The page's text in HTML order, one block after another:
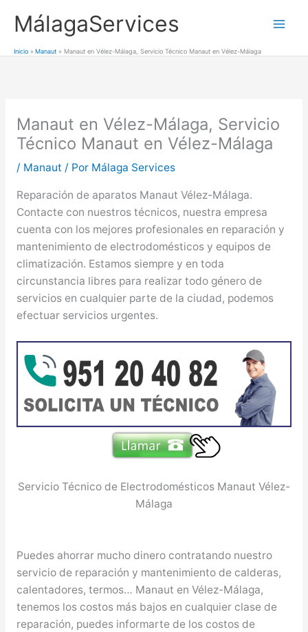
MálagaServices
Inicio Manaut Manaut en Vélez-Málaga, Servicio Técnico Manaut en Vélez-Málaga
Manaut en Vélez-Málaga, Servicio
Técnico Manaut en Vélez-Málaga
/ Manaut / Por Málaga Services
Reparación de aparatos Manaut Vélez-Málaga.
Contacte con nuestros técnicos, nuestra empresa
cuenta con los mejores profesionales en reparación y
mantenimiento de electrodomésticos y equipos de
climatización. Estamos siempre y en toda
circunstancia libres para realizar todo género de
servicios en cualquier parte de la ciudad, podemos
efectuar servicios urgentes.
Servicio Técnico de Electrodomésticos Manaut Vélez-
Málaga
Puedes ahorrar mucho dinero contratando nuestro
servicio de reparación y mantenimiento de calderas,
calentadores, termos… Manaut en Vélez-Málaga,
tenemos los costos más bajos en cualquier clase de
reparación, puedes informarte de los costos de